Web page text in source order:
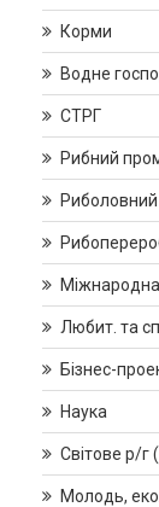
Корми
Водне
СТРГ
Рибний
Міжнародна
Любит. та
Бізнес-
Наука
Світове р/
Молодь,